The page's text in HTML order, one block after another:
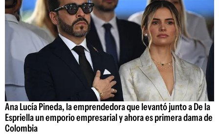
Ana Lucía Pineda, la emprendedora que levantó junto a De la
Espriella un emporio empresarial y ahora es primera dama de
Colombia